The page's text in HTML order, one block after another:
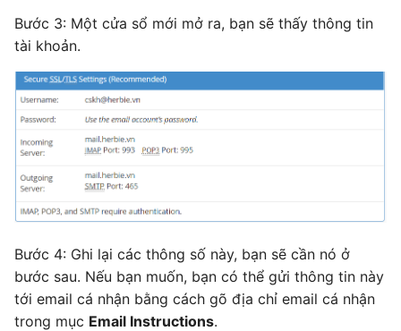
Bước 3: Một cửa sổ mới mở ra, bạn sẽ thấy thông tin
tài khoản.
Bước 4: Ghi lại các thông số này, bạn sẽ cần nó ở
bước sau. Nếu bạn muốn, bạn có thể gửi thông tin này
tới email cá nhận bằng cách gõ địa chỉ email cá nhận
trong mục Email Instructions.